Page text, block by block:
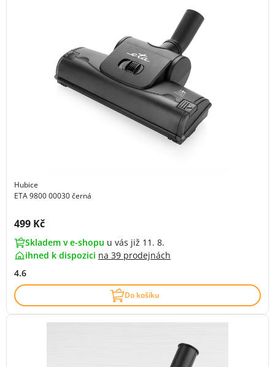
Hubice
ETA 9800 00030 černá
Cena s DPH:
499 Kč
Skladem v e-shopu u vás již 11. 8.
ihned k dispozici na 39 prodejnách
4.6
Do košíku